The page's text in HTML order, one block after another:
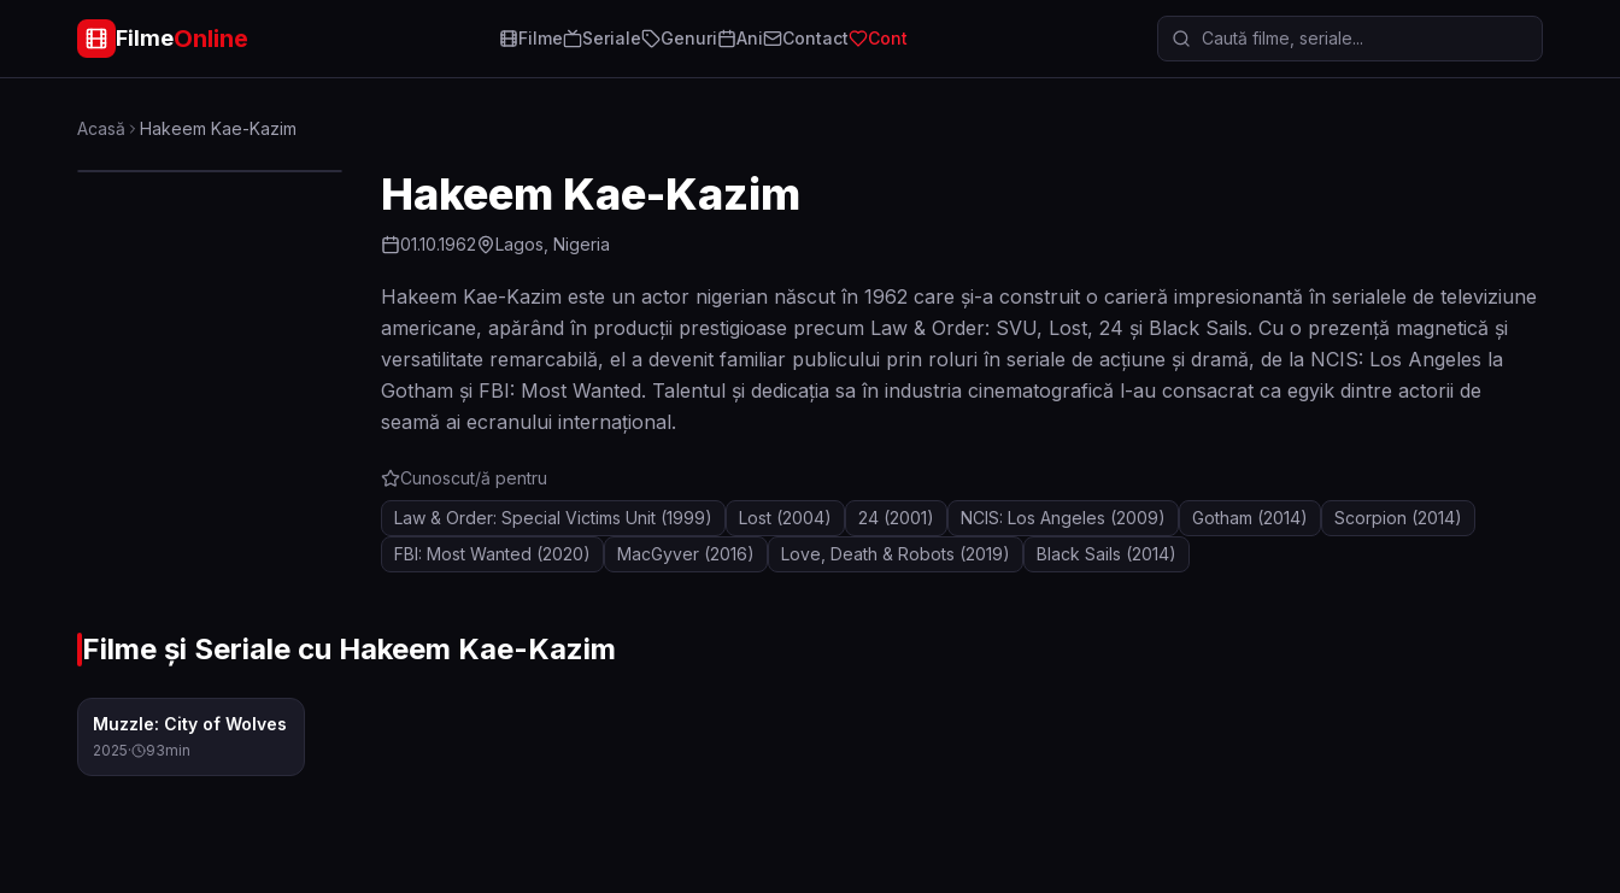
FilmeOnline Filme Seriale Genuri Ani Contact Cont Caută filme și seriale
Acasă Hakeem Kae-Kazim
Hakeem Kae-Kazim
01.10.1962 Lagos, Nigeria
Hakeem Kae-Kazim este un actor nigerian născut în 1962 care și-a construit o carieră impresionantă în serialele de televiziune
americane, apărând în producții prestigioase precum Law & Order: SVU, Lost, 24 și Black Sails. Cu o prezență magnetică și
versatilitate remarcabilă, el a devenit familiar publicului prin roluri în seriale de acțiune și dramă, de la NCIS: Los Angeles la
Gotham și FBI: Most Wanted. Talentul și dedicația sa în industria cinematografică l-au consacrat ca egyik dintre actorii de
seamă ai ecranului internațional.
Cunoscut/ă pentru
Law & Order: Special Victims Unit (1999) Lost (2004) 24 (2001) NCIS: Los Angeles (2009) Gotham (2014) Scorpion (2014)
FBI: Most Wanted (2020) MacGyver (2016) Love, Death & Robots (2019) Black Sails (2014)
Filme și Seriale cu Hakeem Kae-Kazim
6.6
Muzzle: City of Wolves
2025· 93min